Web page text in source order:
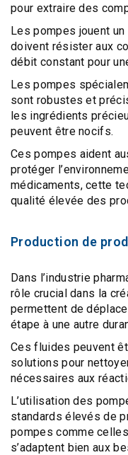
pour extraire des
Les pompes jouent
doivent résister aux
débit constant pour
Lespompes
sont robustes et
les ingrédients
peuvent être nocifs.
Ces pompes aident
protéger
médicaments, cette
qualité élevée des
Production de
Dans l’industrie
rôle crucial dans la
permettent de
étape à une autre
Ces fluides peuvent
solutions pour
nécessaires aux
L’utilisation des
standards élevés de
pompes comme
s’adaptent bien aux